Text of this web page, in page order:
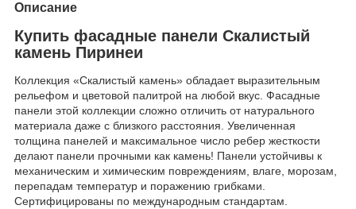
Описание
Купить фасадные панели Скалистый
камень Пиринеи
Коллекция «Скалистый камень» обладает выразительным
рельефом и цветовой палитрой на любой вкус. Фасадные
панели этой коллекции сложно отличить от натурального
материала даже с близкого расстояния. Увеличенная
толщина панелей и максимальное число ребер жесткости
делают панели прочными как камень! Панели устойчивы к
механическим и химическим повреждениям, влаге, морозам,
перепадам температур и поражению грибками.
Сертифицированы по международным стандартам.